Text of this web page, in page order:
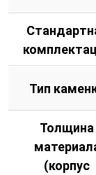
Тип
Толщина
(корпус